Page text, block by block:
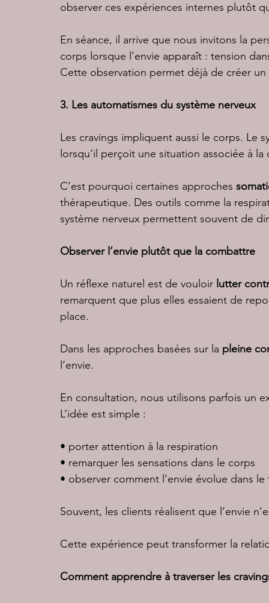
observer ces expériences internes plutôt
En séance, il arrive que nous invitons la
corps lorsque l’envie apparaît : tension
Cette observation permet déjà de créer
3. Les automatismes du système nerveux
Les cravings impliquent aussi le corps. Le
lorsqu’il perçoit une situation associée à
C’est pourquoi certaines approches
thérapeutique. Des outils comme la
système nerveux permettent souvent de
Observer l’envie plutôt que la combattre
Un réflexe naturel est de vouloir lutter
remarquent que plus elles essaient de
place.
Dans les approches basées sur la pleine
l’envie.
En consultation, nous utilisons parfois un
L’idée est simple :
• porter attention à la respiration
• remarquer les sensations dans le corps
• observer comment l’envie évolue dans le
Souvent, les clients réalisent que l’envie
Cette expérience peut transformer la
Comment apprendre à traverser les